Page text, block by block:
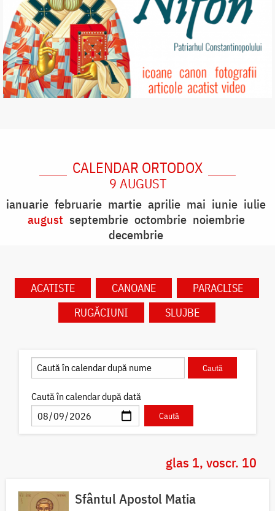
CALENDAR ORTODOX
9 AUGUST
ianuarie februarie martie aprilie mai iunie iulie
august septembrie octombrie noiembrie
decembrie
ACATISTE CANOANE
PARACLISE
RUGĂCIUNI
SLUJBE
Caută în calendar după dată
glas 1, voscr. 10
Sfântul Apostol Matia